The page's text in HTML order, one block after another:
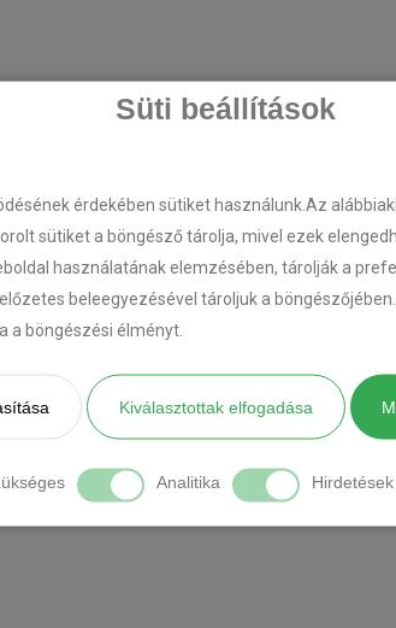
Süti beállítások
érdekében sütiket használunk.Az
sütiket a böngésző tárolja, mivel ezek
használatának elemzésében, tárolják a
beleegyezésével tároljuk a
a böngészési élményt.
Kiválasztottak elfogadása
Analitika Hirdetések